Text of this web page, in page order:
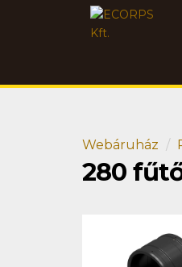
Webáruház
280